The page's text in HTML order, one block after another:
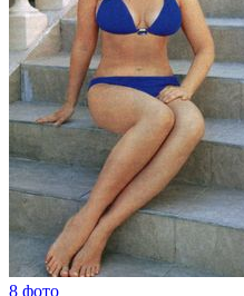
8 фото